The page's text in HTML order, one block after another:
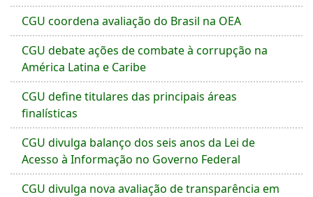
CGU coordena avaliação do Brasil na OEA
CGU debate ações de combate à corrupção na
América Latina e Caribe
CGU define titulares das principais áreas
finalísticas
CGU divulga balanço dos seis anos da Lei de
Acesso à Informação no Governo Federal
CGU divulga nova avaliação de transparência em